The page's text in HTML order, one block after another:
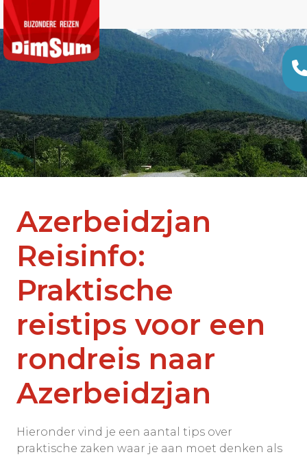
Azerbeidzjan
Reisinfo:
Praktische
reistips voor een
rondreis naar
Azerbeidzjan
Hieronder vind je een aantal tips over
praktische zaken waar je aan moet denken als